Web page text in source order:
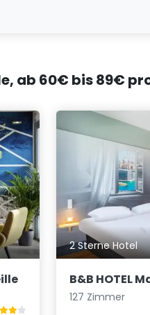
ab 60€ bis 89€
2 Sterne Hotel
B&B HOTEL
127 Zimmer